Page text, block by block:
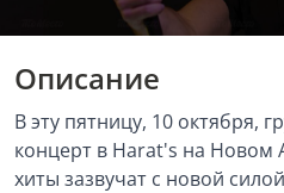
Описание
В эту пятницу, 10 октября,
концерт в Harat's на
хиты зазвучат с новой